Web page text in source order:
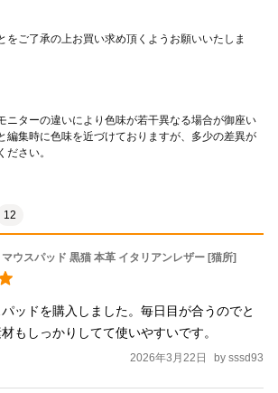
をご了承の上お買い求め頂くようお願いいたしま
ニターの違いにより色味が若干異なる場合が御座い
編集時に色味を近づけておりますが、多少の差異が
ださい。
12
ウスパッド 黒猫 本革 イタリアンレザー [猫所]
ッドを購入しました。毎日目が合うのでと
もしっかりしてて使いやすいです。
2026年3月22日 by sssd93